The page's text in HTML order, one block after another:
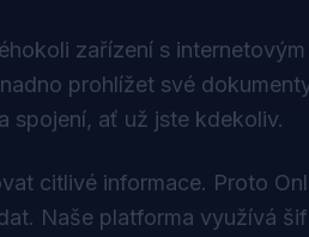
zařízení s
prohlížet své
spojení, ať už jste kdekoliv.
citlivé informace. Proto
Naše platforma využívá